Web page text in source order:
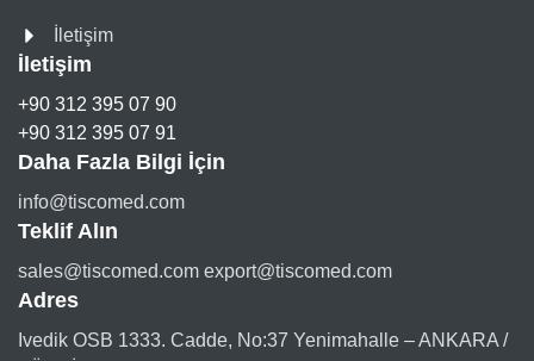
İletişim
İletişim
+90 312 395 07 90
+90 312 395 07 91
Daha Fazla Bilgi İçin
info@tiscomed.com
Teklif Alın
sales@tiscomed.com export@tiscomed.com
Adres
Ivedik OSB 1333. Cadde, No:37 Yenimahalle – ANKARA /